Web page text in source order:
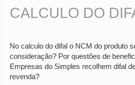
CALCULO DO
No calculo do difal o NCM do produto
consideração? Por questões de
Empresas do Simples recolhem difal
revenda?